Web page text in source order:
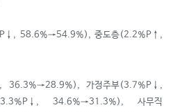
58.6%→54.9%), 중도층(2.2%P↑,
36.3%→28.9%), 가정주부(3.7%P↓,
34.6%→31.3%), 사무직